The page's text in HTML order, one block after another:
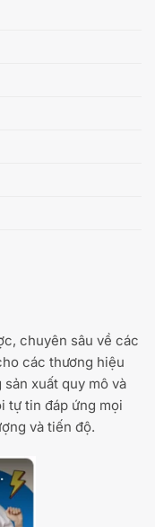
chuyên sâu về các
các thương hiệu
xuất quy mô và
tự tin đáp ứng mọi
và tiến độ.